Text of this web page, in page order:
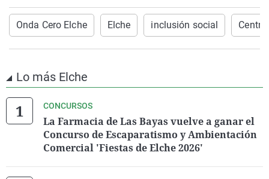
Onda Cero Elche Elche inclusión social
Lo más Elche
CONCURSOS
La Farmacia de Las Bayas vuelve a ganar el
Concurso de Escaparatismo y Ambientación
Comercial 'Fiestas de Elche 2026'